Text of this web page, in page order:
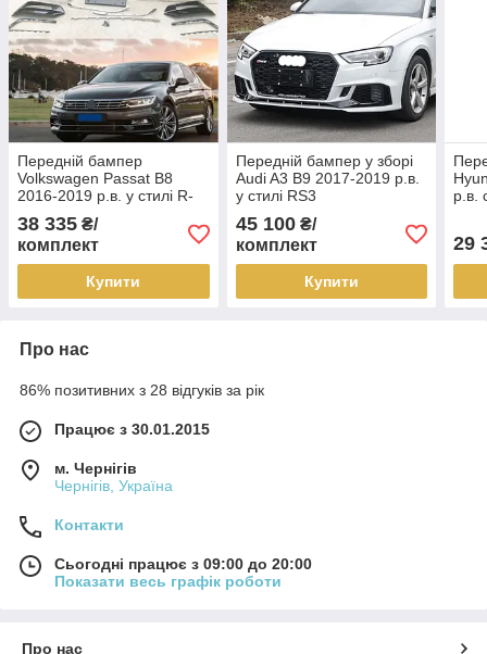
Передній бампер
Volkswagen Passat B8
2016-2019 р.в. у стилі R-
line
38 335 ₴/
комплект
Купити
Передній бампер у зборі
Audi A3 B9 2017-2019 р.в.
у стилі RS3
45 100₴/
комплект
Купити
р.в.
29
Про нас
86% позитивних з 28 відгуків за рік
Працює з 30.01.2015
м. Чернігів
Чернігів, Україна
Контакти
Сьогодні працює з 09:00 до 20:00
Показати весь графік роботи
Про нас